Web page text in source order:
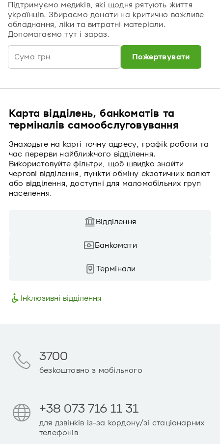
Підтримуємо медиків, які щодня рятують життя
українців. Збираємо донати на критично важливе
обладнання, ліки та витратні матеріали.
Допомагаємо тут і зараз.
Пожертвувати
Карта відділень, банкоматів та
терміналів самообслуговування
Знаходьте на карті точну адресу, графік роботи та
час перерви найближчого відділення.
Використовуйте фільтри, щоб швидко знайти
чергові відділення, пункти обміну екзотичних валют
або відділення, доступні для маломобільних груп
населення.
Відділення
Банкомати
Термінали
Інклюзивні відділення
3700
безкоштовно з мобільного
+38 073 716 11 31
для дзвінків із-за кордону/зі стаціонарних
телефонів